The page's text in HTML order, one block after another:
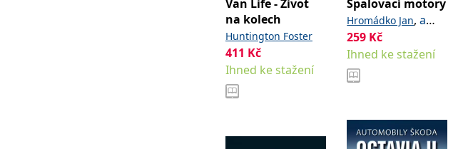
Van Life - Život
na kolech
Huntington Foster
411 Kč
Ihned ke stažení
Spalovací motory
Hromádko Jan,a
kolektiv
259 Kč
Ihned ke stažení